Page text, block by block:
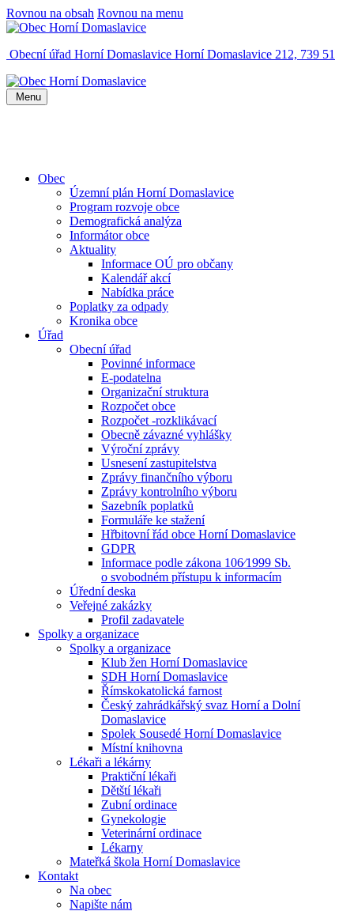
Rovnou na obsah Rovnou na menu
Obecní úřad Horní Domaslavice Horní Domaslavice 212, 739 51
Menu
Obec
Územní plán Horní Domaslavice
Program rozvoje obce
Demografická analýza
Informátor obce
Aktuality
Informace OÚ pro občany
Kalendář akcí
Nabídka práce
Poplatky za odpady
Kronika obce
Úřad
Obecní úřad
Povinné informace
E-podatelna
Organizační struktura
Rozpočet obce
Rozpočet -rozklikávací
Obecně závazné vyhlášky
Výroční zprávy
Usnesení zastupitelstva
Zprávy finančního výboru
Zprávy kontrolního výboru
Sazebník poplatků
Formuláře ke stažení
Hřbitovní řád obce Horní Domaslavice
GDPR
Informace podle zákona 106⁄1999 Sb.
o svobodném přístupu k informacím
Úřední deska
Veřejné zakázky
Profil zadavatele
Spolky a organizace
Spolky a organizace
Klub žen Horní Domaslavice
SDH Horní Domaslavice
Římskokatolická farnost
Český zahrádkářský svaz Horní a Dolní
Domaslavice
Spolek Sousedé Horní Domaslavice
Místní knihovna
Lékaři a lékárny
Praktiční lékaři
Dětští lékaři
Zubní ordinace
Gynekologie
Veterinární ordinace
Lékarny
Mateřká škola Horní Domaslavice
Kontakt
Na obec
Napište nám